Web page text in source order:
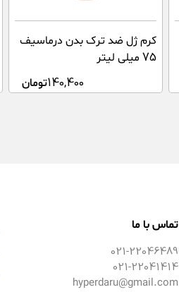
کرم ژل ضد ترک بدن درماسیف
75 میلی لیتر
140,400تومان
تماس با ما
021-22046489
021-22041414
hyperdaru@gmail.com